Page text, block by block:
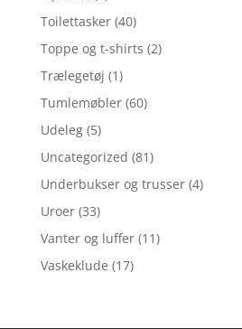
Toilettasker (40)
Toppe og t-shirts (2)
Trælegetøj (1)
Tumlemøbler (60)
Udeleg (5)
Uncategorized (81)
Underbukser og trusser (4)
Uroer (33)
Vanter og luffer (11)
Vaskeklude (17)